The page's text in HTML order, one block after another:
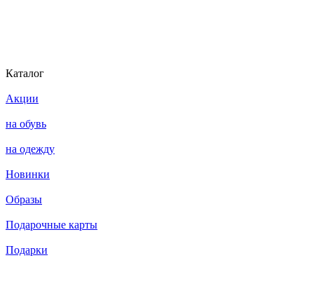
Каталог
Акции
на обувь
на одежду
Новинки
Образы
Подарочные карты
Подарки